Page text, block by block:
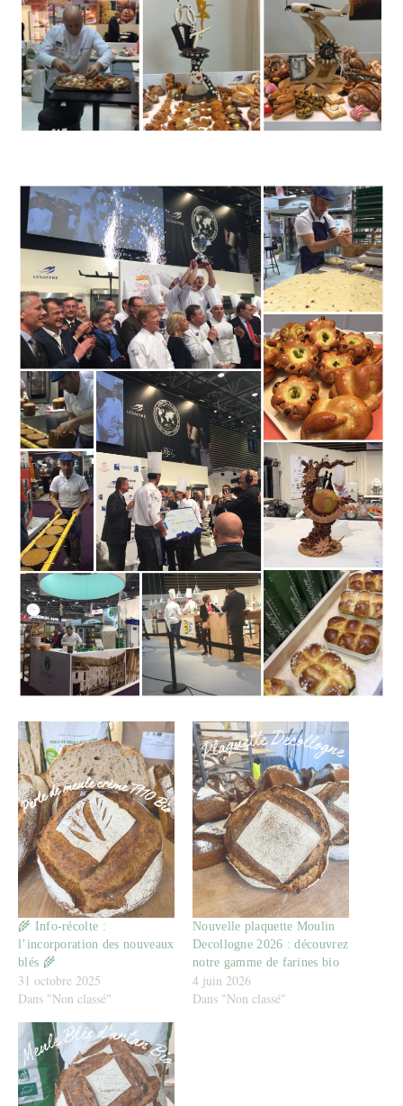
🌾 Info-récolte :
l’incorporation des nouveaux
blés 🌾
31 octobre 2025
Dans "Non classé"
Nouvelle plaquette Moulin
Decollogne 2026 : découvrez
notre gamme de farines bio
4 juin 2026
Dans "Non classé"